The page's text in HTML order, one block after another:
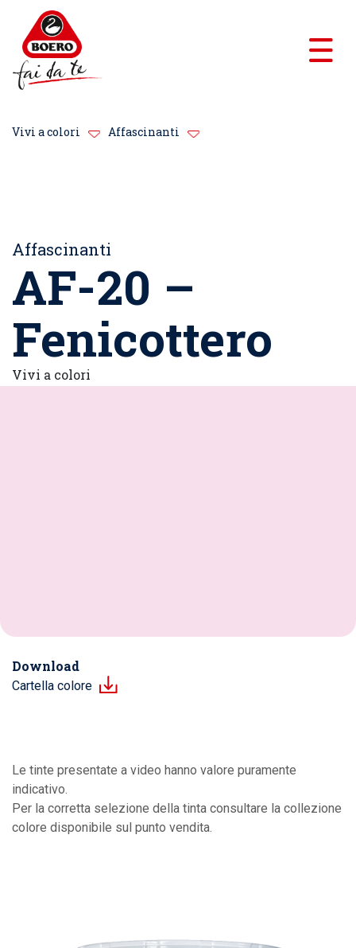
Vivi a colori Affascinanti
Affascinanti
AF-20 –
Fenicottero
Vivi a colori
Download
Cartella colore
Le tinte presentate a video hanno valore puramente
indicativo.
Per la corretta selezione della tinta consultare la collezione
colore disponibile sul punto vendita.